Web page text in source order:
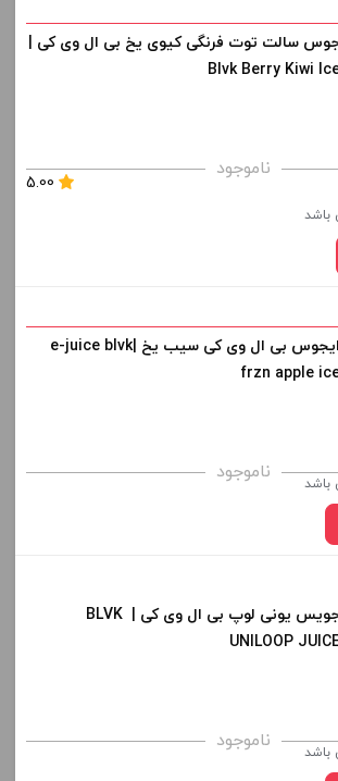
سالت توت فرنگی کیوی یخ بی ال وی کی |
Blvk Berry Kiwi
ناموجود
5.00
باشد
ایجوس بی ال وی کی سیب یخ |e-juice blvk
frzn apple
ناموجود باشد
نیکوتین:
خرید و نمایش قیمت ، گزینه های محصول را
جویس یونی لوپ بی ال وی کی | BLVK
UNILOOP
ناموجود باشد